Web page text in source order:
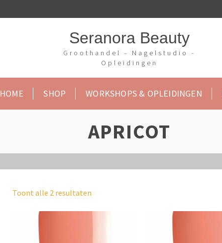
Seranora Beauty
Groothandel - Nagelstudio -
Opleidingen
HOME SHOP WORKSHOPS & OPLEIDINGEN
APRICOT
Toont alle 2 resultaten